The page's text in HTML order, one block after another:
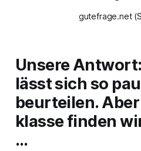
gutefrage.net
Unsere
lässt sich so
beurteilen.
klasse finden
…